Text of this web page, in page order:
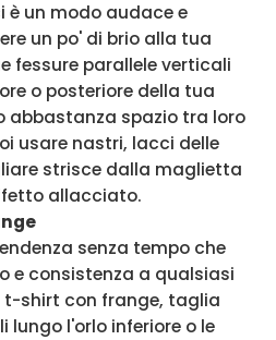
è un modo audace e
un po' di brio alla tua
fessure parallele verticali
o posteriore della tua
spazio tra loro
usare nastri, lacci delle
strisce dalla maglietta
allacciato.
senza tempo che
e consistenza a qualsiasi
t-shirt con frange, taglia
l'orlo inferiore o le